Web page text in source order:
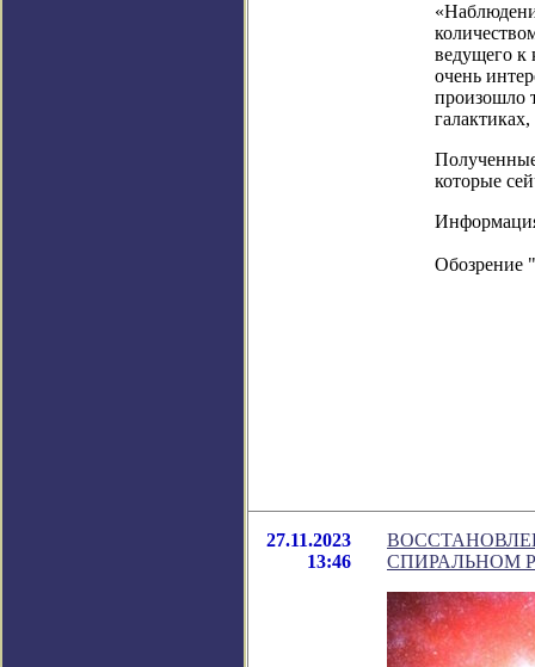
ведущего к
очень
произошло
которые
Обозрение "
27.11.2023
13:46
СПИРАЛЬНОМ